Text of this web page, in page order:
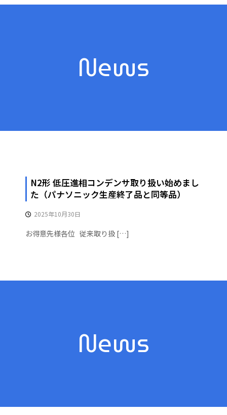
News
N2形 低圧進相コンデンサ取り扱い始めまし
た（パナソニック生産終了品と同等品）
2025年10月30日
お得意先様各位 従来取り扱 […]
News